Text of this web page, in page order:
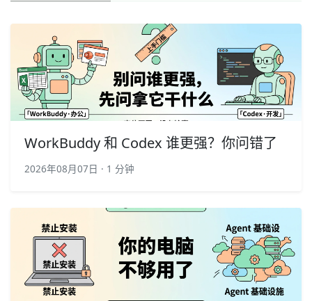
WorkBuddy 和 Codex 谁更强？你问错了
2026年08月07日 · 1 分钟